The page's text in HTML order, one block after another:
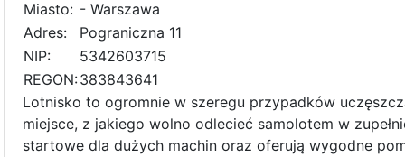
Miasto: - Warszawa
Adres:
Pograniczna 11
NIP:
5342603715
REGON:383843641
Lotnisko to ogromnie w szeregu przypadków
miejsce, z jakiego wolno odlecieć samolotem w
startowe dla dużych machin oraz oferują wygodne